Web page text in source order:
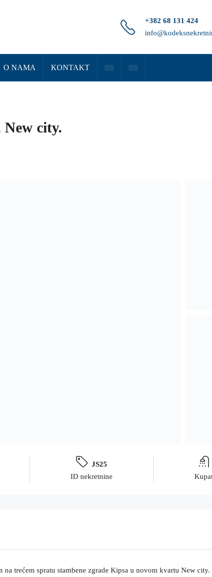
+382 68 131 424
O NAMA KONTAKT
New city.
JS25
ID nekretnine
na trećem spratu stambene zgrade Kipsa u novom kvartu New city.